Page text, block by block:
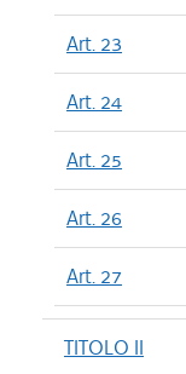
Art. 23
Art. 24
Art. 25
Art. 26
Art. 27
TITOLO II